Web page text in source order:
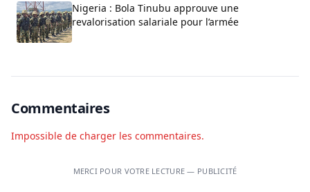
Nigeria : Bola Tinubu approuve une
revalorisation salariale pour l’armée
Commentaires
Impossible de charger les commentaires.
MERCI POUR VOTRE LECTURE — PUBLICITÉ